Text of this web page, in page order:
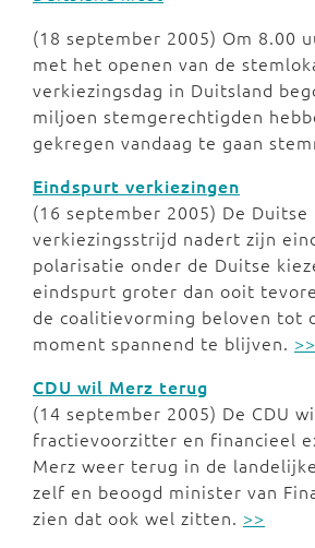
(18 september 2005) Om 8.00
met het openen van de
verkiezingsdag in Duitsland
miljoen stemgerechtigden
gekregen vandaag te gaan
Eindspurt verkiezingen
(16 september 2005) De Duitse
verkiezingsstrijd nadert zijn
polarisatie onder de Duitse
eindspurt groter dan ooit
de coalitievorming beloven tot
moment spannend te blijven. >>
CDU wil Merz terug
(14 september 2005) De CDU
fractievoorzitter en financieel
Merz weer terug in de
zelf en beoogd minister van
zien dat ook wel zitten. >>